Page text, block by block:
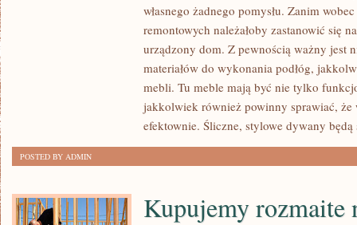
PRAKTYCZNIE
KAŻDY
CHCIAŁBY
WŁAŚCICIELEM
własnego żadnego pomysłu. Zanim
remontowych należałoby zastanowić się
urządzony dom. Z pewnością ważny jest
materiałów do wykonania podłóg,
mebli. Tu meble mają być nie tylko
jakkolwiek również powinny sprawiać, że
efektownie. Śliczne, stylowe dywany będą
POSTED BY ADMIN
Kupujemy rozmaite